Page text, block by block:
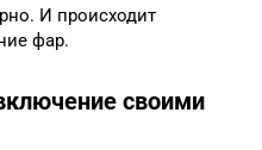
И происходит
фар.
своими